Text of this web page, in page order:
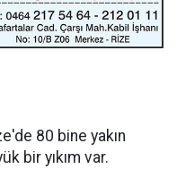
80 bine yakın
bir yıkım var.